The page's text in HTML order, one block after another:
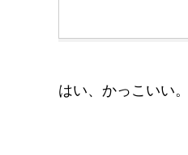
はい、かっこいい。